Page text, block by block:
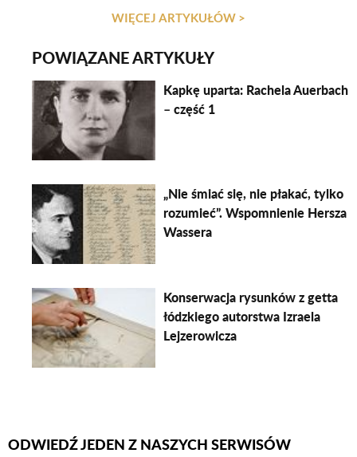
WIĘCEJ ARTYKUŁÓW >
POWIĄZANE ARTYKUŁY
Kapkę uparta: Rachela Auerbach
– część 1
„Nie śmiać się, nie płakać, tylko
rozumieć”. Wspomnienie Hersza
Wassera
Konserwacja rysunków z getta
łódzkiego autorstwa Izraela
Lejzerowicza
Firmy Rotator
ODWIEDŹ JEDEN Z NASZYCH SERWISÓW